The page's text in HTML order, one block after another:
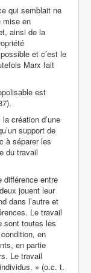
qui semblait ne
mise en
ainsi de la
et c’est le
Marx fait
est
création d’une
support de
à séparer les
du travail
différence entre
jouent leur
dans l’autre et
Le travail
sont toutes les
en
en partie
Le travail
» (o.c. t.